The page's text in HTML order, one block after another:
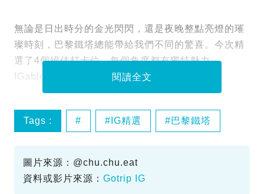
無論是日出時分的金光閃閃，還是夜晚整點亮燈的璀
璨時刻，巴黎鐵塔總能帶給我們不同的驚喜。今次精
選了4個絕佳打卡位，每個角度都有獨特魅力，
IGable美照輕鬆Get！ 閱讀全文
Tags : IG精選 巴黎鐵塔
圖片來源：@chu.chu.eat
資料或影片來源： Gotrip IG